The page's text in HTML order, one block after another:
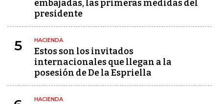
embajadas, las primeras medidas del
presidente
5 HACIENDA
Estos son los invitados
internacionales que llegan a la
posesión de De la Espriella
HACIENDA